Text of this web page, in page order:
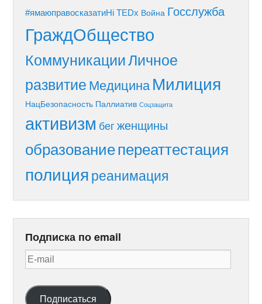
#ямаюправосказатиНі TEDx Война Госслужба
ГраждОбщество
КоммуникацииЛичное
развитие Медицина Милиция
НацБезопасность Паллиатив Соцзащита
активизм бег женщины
образованиепереаттестация
полиция реанимация
Подписка по email
E-
mail
Подписаться